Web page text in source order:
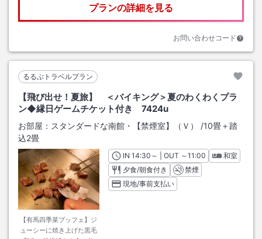
プランの詳細を見る
お問い合わせコード
るるぶトラベルプラン
【飛び出せ！夏旅】 ＜バイキング＞夏のわくわくプラ
ン◆縁日ゲームチケット付き 7424u
お部屋： スタンダードな南館・【禁煙室】（Ｖ） /10畳＋踏
込2畳
【有馬四季菜ブッフェ】ジ
ューシーに焼き上げた黒毛
INチェックイン
14:30 ～ | OUT チェックアウト
～11:00
和室
夕食/朝食付き
禁煙
現地/事前支払い